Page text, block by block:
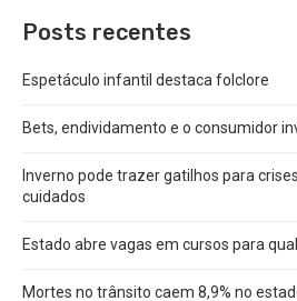
Posts recentes
Espetáculo infantil destaca folclore
Bets, endividamento e o consumidor
Inverno pode trazer gatilhos para
cuidados
Estado abre vagas em cursos para
Mortes no trânsito caem 8,9% no